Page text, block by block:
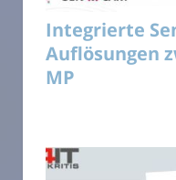
Integrierte
Auflösungen
MP